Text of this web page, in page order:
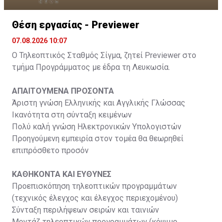
Θέση εργασίας - Previewer
07.08.2026 10:07
Ο Τηλεοπτικός Σταθμός Σίγμα, ζητεί Previewer στο
τμήμα Προγράμματος με έδρα τη Λευκωσία.
ΑΠΑΙΤΟΥΜΕΝΑ ΠΡΟΣΟΝΤΑ
Άριστη γνώση Ελληνικής και Αγγλικής Γλώσσας
Ικανότητα στη σύνταξη κειμένων
Πολύ καλή γνώση Ηλεκτρονικών Υπολογιστών
Προηγούμενη εμπειρία στον τομέα θα θεωρηθεί
επιπρόσθετο προσόν
ΚΑΘΗΚΟΝΤΑ ΚΑΙ ΕΥΘΥΝΕΣ
Προεπισκόπηση τηλεοπτικών προγραμμάτων
(τεχνικός έλεγχος και έλεγχος περιεχομένου)
Σύνταξη περιλήψεων σειρών και ταινιών